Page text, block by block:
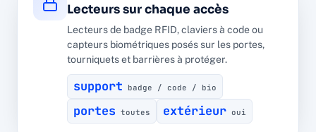
Lecteurs sur chaque accès
Lecteurs de badge RFID, claviers à code ou
capteurs biométriques posés sur les portes,
tourniquets et barrières à protéger.
support badge / code / bio
portes toutes extérieur oui